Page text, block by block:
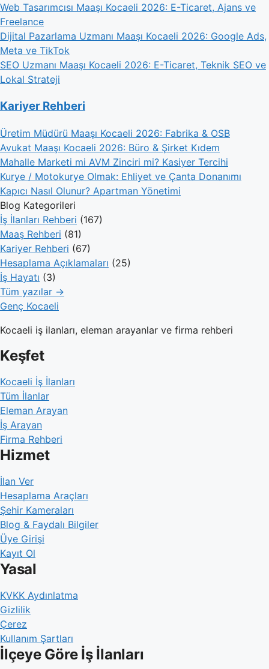
Web Tasarımcısı Maaşı Kocaeli 2026: E-Ticaret, Ajans ve
Freelance
Dijital Pazarlama Uzmanı Maaşı Kocaeli 2026: Google Ads,
Meta ve TikTok
SEO Uzmanı Maaşı Kocaeli 2026: E-Ticaret, Teknik SEO ve
Lokal Strateji
Kariyer Rehberi
Üretim Müdürü Maaşı Kocaeli 2026: Fabrika & OSB
Avukat Maaşı Kocaeli 2026: Büro & Şirket Kıdem
Mahalle Marketi mi AVM Zinciri mi? Kasiyer Tercihi
Kurye / Motokurye Olmak: Ehliyet ve Çanta Donanımı
Kapıcı Nasıl Olunur? Apartman Yönetimi
Blog Kategorileri
İş İlanları Rehberi (167)
Maaş Rehberi (81)
Kariyer Rehberi (67)
Hesaplama Açıklamaları (25)
İş Hayatı (3)
Tüm yazılar →
Genç Kocaeli
Kocaeli iş ilanları, eleman arayanlar ve firma rehberi
Keşfet
Kocaeli İş İlanları
Tüm İlanlar
Eleman Arayan
İş Arayan
Firma Rehberi
Hizmet
İlan Ver
Hesaplama Araçları
Şehir Kameraları
Blog & Faydalı Bilgiler
Üye Girişi
Kayıt Ol
Yasal
KVKK Aydınlatma
Gizlilik
Çerez
Kullanım Şartları
İlçeye Göre İş İlanları